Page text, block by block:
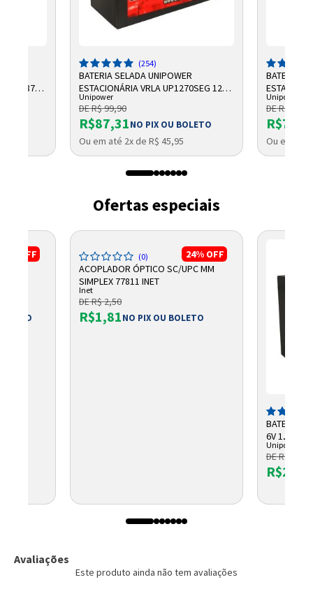
AH F187
(254)
BATERIA SELADA UNIPOWER
ESTACIONÁRIA VRLA UP1270SEG 12V
7AH F187
Unipower
DE R$ 99,90
R$87,31NO PIX OU BOLETO
Ou em até 2x de R$ 45,95
BATERIA
UP1250
Unipower
DE R$
Ou em até
Ofertas especiais
OFF
24% OFF
(0)
ACOPLADOR ÓPTICO SC/UPC MM
SIMPLEX 77811 INET
Inet
DE R$ 2,50
R$1,81NO PIX OU BOLETO
BATERIA
6V 1,3AH
Unipower
DE R$ 45,90
Avaliações
Este produto ainda não tem avaliações